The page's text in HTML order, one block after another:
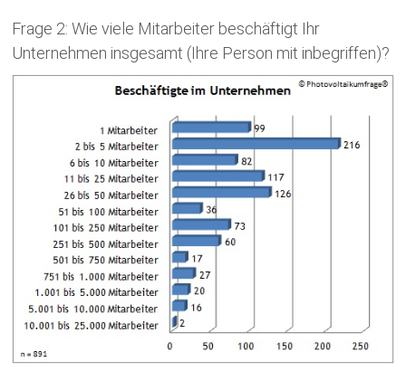
Frage 2: Wie viele Mitarbeiter beschäftigt Ihr
Unternehmen insgesamt (Ihre Person mit inbegriffen)?